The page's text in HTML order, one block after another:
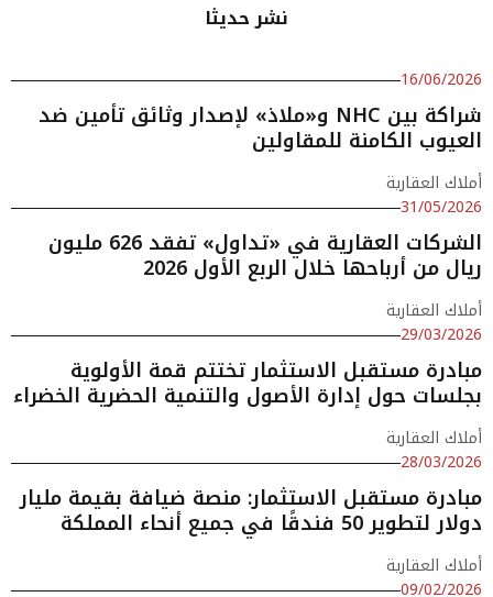
نشر حديثا
16/06/2026
شراكة بين NHC و«ملاذ» لإصدار وثائق تأمين ضد
العيوب الكامنة للمقاولين
أملاك العقارية
31/05/2026
الشركات العقارية في «تداول» تفقد 626 مليون
ريال من أرباحها خلال الربع الأول 2026
أملاك العقارية
29/03/2026
مبادرة مستقبل الاستثمار تختتم قمة الأولوية
بجلسات حول إدارة الأصول والتنمية الحضرية الخضراء
أملاك العقارية
28/03/2026
مبادرة مستقبل الاستثمار: منصة ضيافة بقيمة مليار
دولار لتطوير 50 فندقًا في جميع أنحاء المملكة
أملاك العقارية
09/02/2026